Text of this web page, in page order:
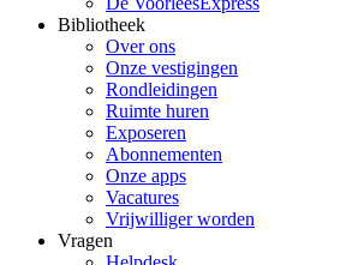
Bibliotheek
Over ons
Onze vestigingen
Rondleidingen
Ruimte huren
Exposeren
Abonnementen
Onze apps
Vacatures
Vrijwilliger worden
Vragen